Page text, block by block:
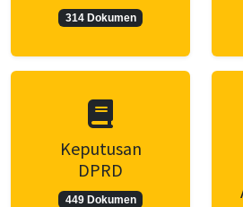
314 Dokumen
Keputusan
DPRD
449 Dokumen